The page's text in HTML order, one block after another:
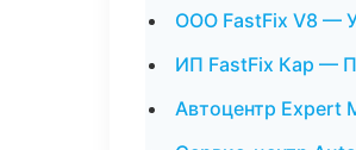
ООО FastFix V8 —
ИП FastFix Кар —
Автоцентр